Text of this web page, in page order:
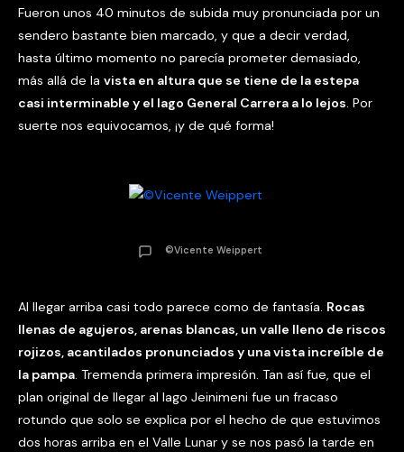
Fueron unos 40 minutos de subida muy pronunciada por un
sendero bastante bien marcado, y que a decir verdad,
hasta último momento no parecía prometer demasiado,
más allá de la vista en altura que se tiene de la estepa
casi interminable y el lago General Carrera a lo lejos. Por
suerte nos equivocamos, ¡y de qué forma!
©Vicente Weippert
Al llegar arriba casi todo parece como de fantasía. Rocas
llenas de agujeros, arenas blancas, un valle lleno de riscos
rojizos, acantilados pronunciados y una vista increíble de
la pampa. Tremenda primera impresión. Tan así fue, que el
plan original de llegar al lago Jeinimeni fue un fracaso
rotundo que solo se explica por el hecho de que estuvimos
dos horas arriba en el Valle Lunar y se nos pasó la tarde en